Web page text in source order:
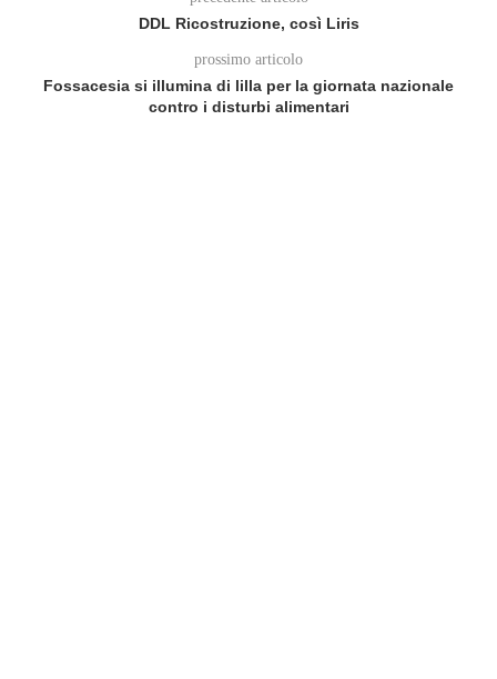
DDL Ricostruzione, così Liris
prossimo articolo
Fossacesia si illumina di lilla per la giornata nazionale
contro i disturbi alimentari